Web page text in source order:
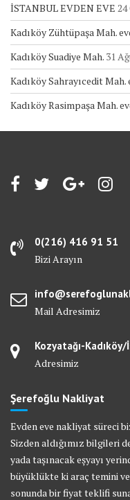
İSTANBUL EVDEN EVE
Kadıköy Zühtüpaşa Mah.
Kadıköy Suadiye Mah. 31
Kadıköy Sahrayıcedit Mah.
Kadıköy Rasimpaşa Mah.
0(216) 416 91 51
Bizi Arayın
Mail Adresimiz
Kozyatağı-
Adresimiz
Şerefoğlu Nakliyat
Evden eve nakliyat süreci
Sizden aldığımız bilgileri
yada taşınacak eşyayı
büyüklükte ki araç temini
sonunda bir fiyat teklifi